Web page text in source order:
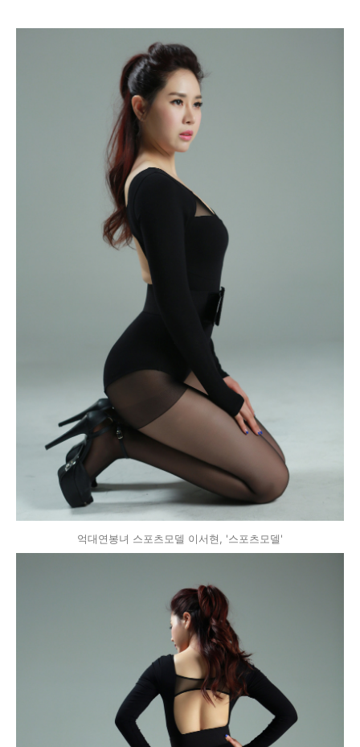
억대연봉녀 스포츠모델 이서현, '스포츠모델'